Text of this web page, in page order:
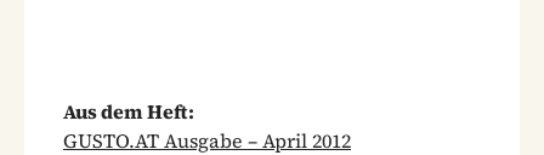
Aus dem Heft:
GUSTO.AT Ausgabe – April 2012